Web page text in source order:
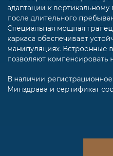
адаптации к
после длительного
Специальная мощная
каркаса обеспечивает
манипуляциях. Встроенные
позволяют компенсировать
В наличии
Минздрава и сертификат